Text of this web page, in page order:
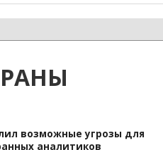
возможные угрозы для
аналитиков